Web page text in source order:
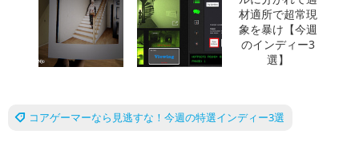
コアゲーマーなら見逃すな！今週の特選インディー3選